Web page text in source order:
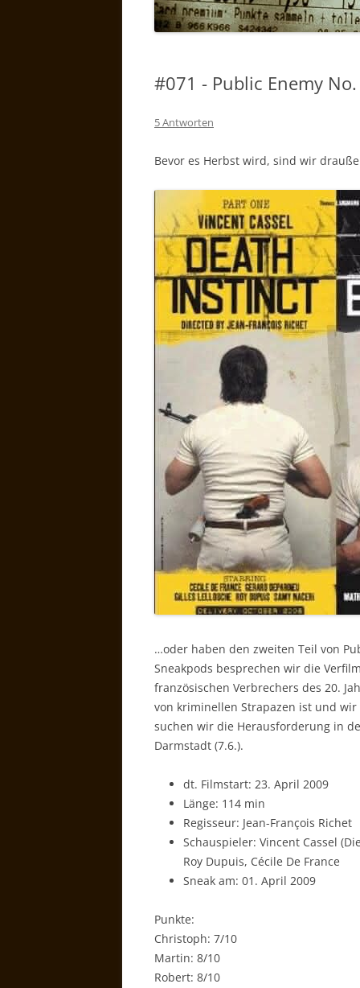
#071 - Public Enemy
5 Antworten
Bevor es Herbst wird, sind wir
…oder haben den zweiten Teil von
Sneakpods besprechen wir die
französischen Verbrechers des 20.
von kriminellen Strapazen ist und
suchen wir die Herausforderung in
Darmstadt (7.6.).
dt. Filmstart: 23. April 2009
Länge: 114 min
Regisseur: Jean-François Richet
Schauspieler: Vincent Cassel
Roy Dupuis, Cécile De France
Sneak am: 01. April 2009
Punkte:
Christoph: 7/10
Martin: 8/10
Robert: 8/10